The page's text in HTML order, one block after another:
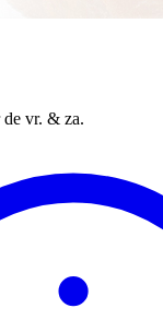
vr. & za.